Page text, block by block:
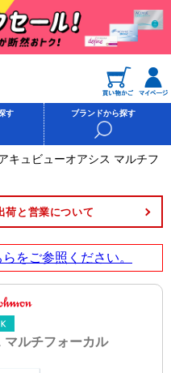
す ブランドから探す
キュビューオアシス マルチフ
荷と営業について
ら をご参照ください。
マルチフォーカル